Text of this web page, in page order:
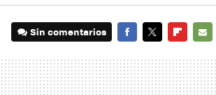
Sin comentarios
MAIL